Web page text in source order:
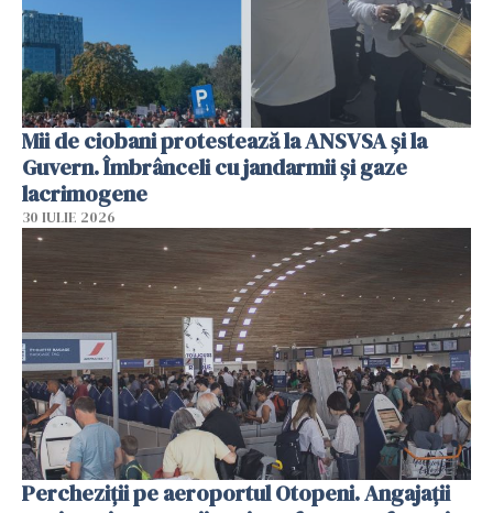
Mii de ciobani protestează la ANSVSA și la
Guvern. Îmbrânceli cu jandarmii și gaze
lacrimogene
30 IULIE 2026
Percheziții pe aeroportul Otopeni. Angajații